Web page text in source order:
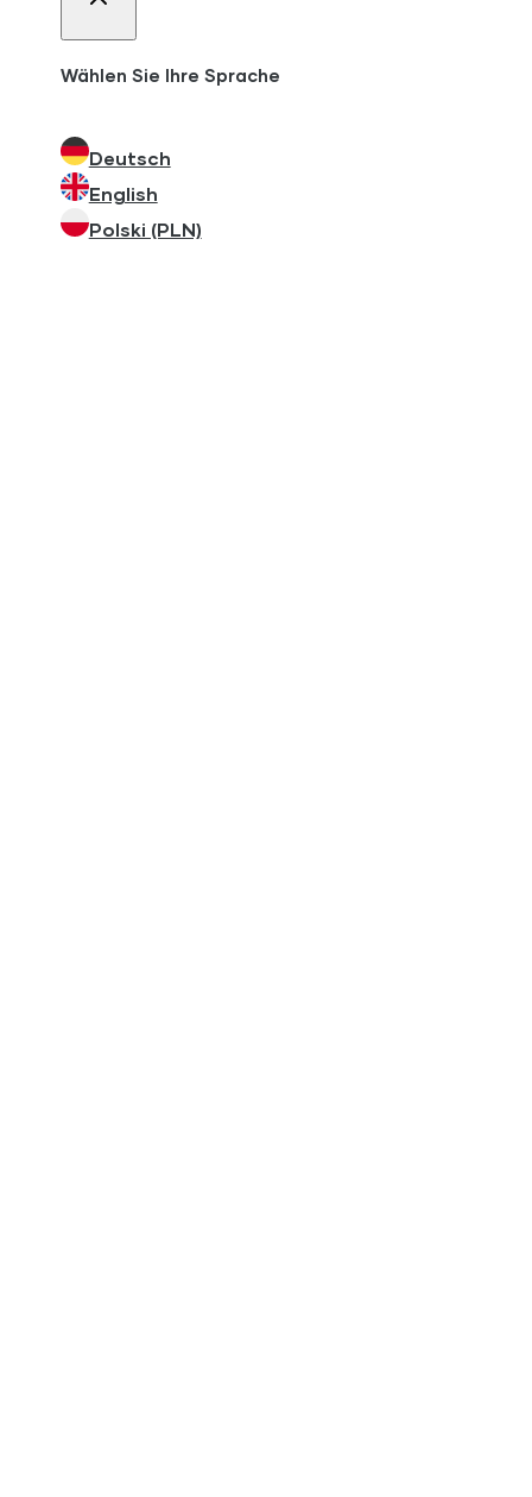
Wählen Sie Ihre Sprache
Deutsch
English
Polski (PLN)